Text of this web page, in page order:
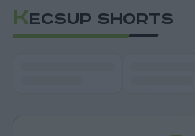
KECSUP SHORTS